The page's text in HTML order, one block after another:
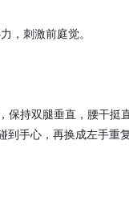
，刺激前庭觉。
保持双腿垂直，腰干
到手心，再换成左手重